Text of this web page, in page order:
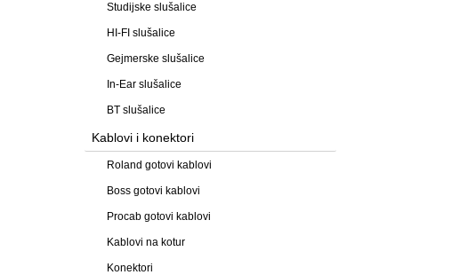
Studijske slušalice
HI-FI slušalice
Gejmerske slušalice
In-Ear slušalice
BT slušalice
Kablovi i konektori
Roland gotovi kablovi
Boss gotovi kablovi
Procab gotovi kablovi
Kablovi na kotur
Konektori